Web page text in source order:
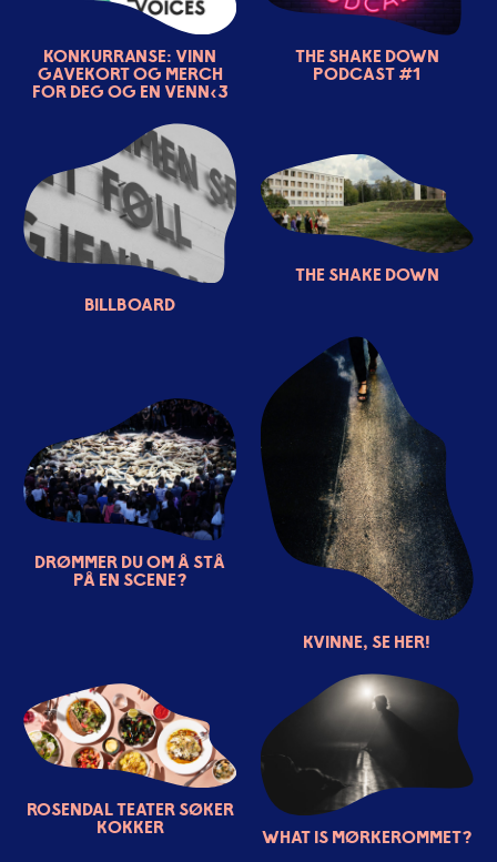
Konkurranse: Vinn
gavekort og MERCH
for deg og en venn<3
The Shake Down
Podcast #1
Billboard
The Shake Down
Drømmer du om å stå
på en scene?
Kvinne, se her!
Rosendal teater søker
kokker
What is Mørkerommet?